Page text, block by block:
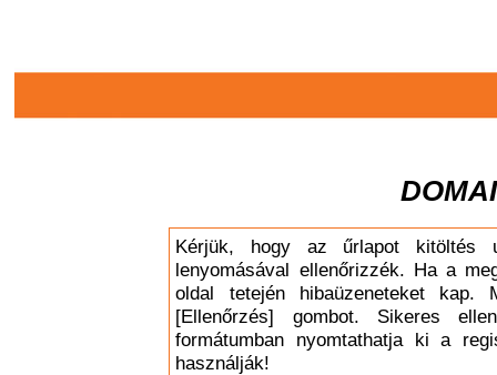
Kérjük, hogy az űrlapot kitöltés
lenyomásával ellenőrizzék. Ha a
oldal tetején hibaüzeneteket
[Ellenőrzés] gombot. Sikeres
formátumban nyomtathatja ki a
használják!